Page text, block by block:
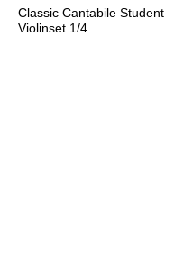
Classic Cantabile Student
Violinset 1/4